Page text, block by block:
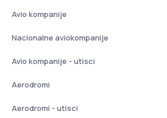
Avio kompanije
Nacionalne aviokompanije
Avio kompanije - utisci
Aerodromi
Aerodromi - utisci